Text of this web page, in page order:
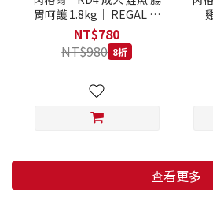
胃呵護 1.8kg｜ REGAL 天
然犬糧 狗飼料
NT$780
NT$980 8折
查看更多